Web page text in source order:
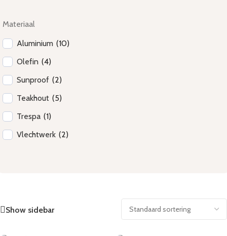
Materiaal
Aluminium (10)
Olefin (4)
Sunproof (2)
Teakhout (5)
Trespa (1)
Vlechtwerk (2)
Show sidebar